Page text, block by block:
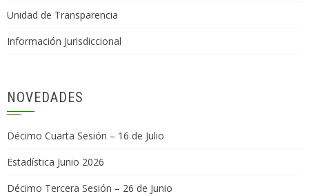
Unidad de Transparencia
Información Jurisdiccional
NOVEDADES
Décimo Cuarta Sesión – 16 de Julio
Estadística Junio 2026
Décimo Tercera Sesión – 26 de Junio